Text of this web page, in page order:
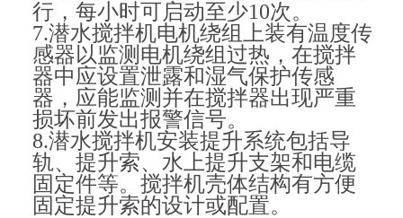
行，每小时可启动至少10次。
7.潜水搅拌机电机绕组上装有温度传
感器以监测电机绕组过热，在搅拌
器中应设置泄露和湿气保护传感
器，应能监测并在搅拌器出现严重
损坏前发出报警信号。
8.潜水搅拌机安装提升系统包括导
轨、提升索、水上提升支架和电缆
固定件等。搅拌机壳体结构有方便
固定提升索的设计或配置。